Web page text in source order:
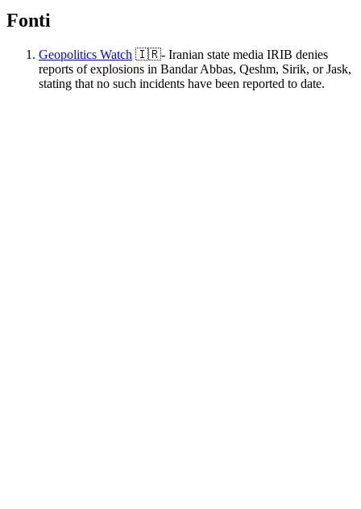
Fonti
Geopolitics Watch 🇮🇷- Iranian state media IRIB denies
reports of explosions in Bandar Abbas, Qeshm, Sirik, or Jask,
stating that no such incidents have been reported to date.